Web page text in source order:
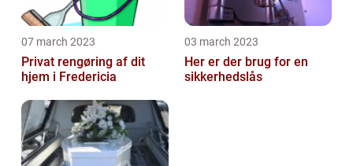
07 march 2023
Privat rengøring af dit
hjem i Fredericia
03 march 2023
Her er der brug for en
sikkerhedslås